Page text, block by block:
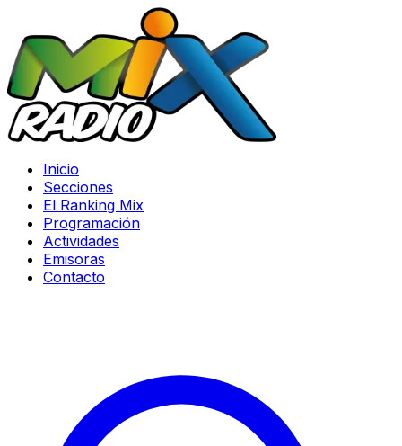
Inicio
Secciones
El Ranking Mix
Programación
Actividades
Emisoras
Contacto